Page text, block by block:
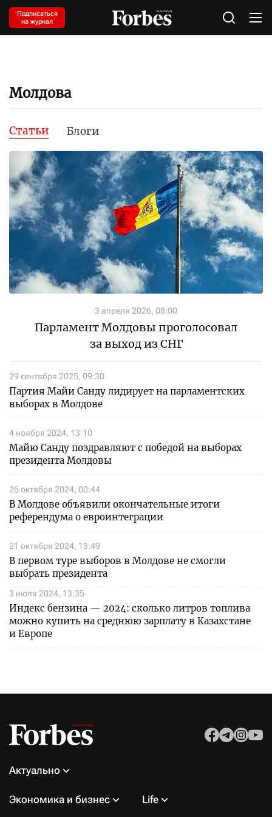
Подписаться
на журнал
Молдова
Статьи Блоги
3 апреля 2026, 08:00
Парламент Молдовы проголосовал
за выход из СНГ
29 сентября 2025, 09:30
Партия Майи Санду лидирует на парламентских
выборах в Молдове
4 ноября 2024, 13:10
Майю Санду поздравляют с победой на выборах
президента Молдовы
26 октября 2024, 00:44
В Молдове объявили окончательные итоги
референдума о евроинтеграции
21 октября 2024, 13:49
В первом туре выборов в Молдове не смогли
выбрать президента
3 июля 2024, 13:35
Индекс бензина — 2024: сколько литров топлива
можно купить на среднюю зарплату в Казахстане
и Европе
Актуально
Экономика и бизнес Life